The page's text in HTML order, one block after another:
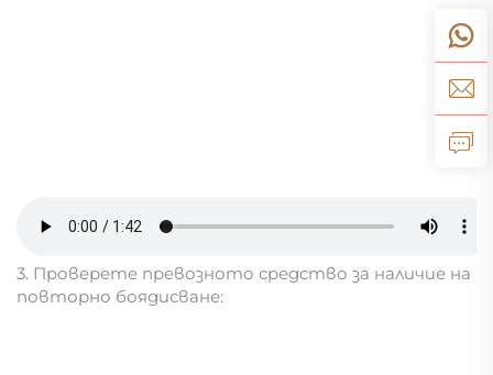
3. Проверете превозното средство за наличие на
повторно боядисване: